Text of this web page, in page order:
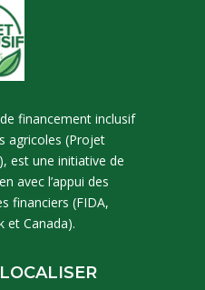
financement inclusif
agricoles (Projet
est une initiative de
avec l’appui des
financiers (FIDA,
et Canada).